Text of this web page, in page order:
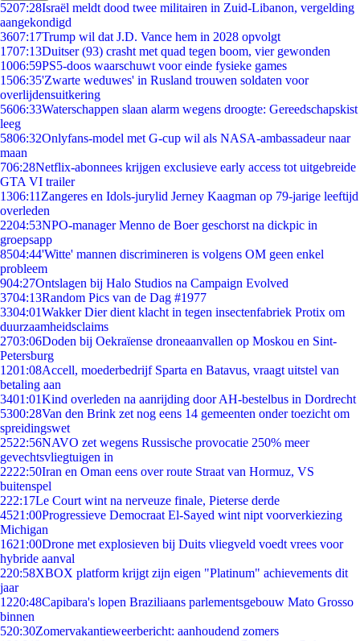
5207:28Israël meldt dood twee militairen in Zuid-Libanon, vergelding
aangekondigd
3607:17Trump wil dat J.D. Vance hem in 2028 opvolgt
1707:13Duitser (93) crasht met quad tegen boom, vier gewonden
1006:59PS5-doos waarschuwt voor einde fysieke games
1506:35'Zwarte weduwes' in Rusland trouwen soldaten voor
overlijdensuitkering
5606:33Waterschappen slaan alarm wegens droogte: Gereedschapskist
leeg
5806:32Onlyfans-model met G-cup wil als NASA-ambassadeur naar
maan
706:28Netflix-abonnees krijgen exclusieve early access tot uitgebreide
GTA VI trailer
1306:11 Zangeres en Idols-jurylid Jerney Kaagman op 79-jarige leeftijd
overleden
2204:53NPO-manager Menno de Boer geschorst na dickpic in
groepsapp
8504:44'Witte' mannen discrimineren is volgens OM geen enkel
probleem
904:27Ontslagen bij Halo Studios na Campaign Evolved
3704:13Random Pics van de Dag #1977
3304:01Wakker Dier dient klacht in tegen insectenfabriek Protix om
duurzaamheidsclaims
2703:06Doden bij Oekraïense droneaanvallen op Moskou en Sint-
Petersburg
1201:08Accell, moederbedrijf Sparta en Batavus, vraagt uitstel van
betaling aan
3401:01Kind overleden na aanrijding door AH-bestelbus in Dordrecht
5300:28Van den Brink zet nog eens 14 gemeenten onder toezicht om
spreidingswet
2522:56NAVO zet wegens Russische provocatie 250% meer
gevechtsvliegtuigen in
2222:50Iran en Oman eens over route Straat van Hormuz, VS
buitenspel
222:17Le Court wint na nerveuze finale, Pieterse derde
4521:00Progressieve Democraat El-Sayed wint nipt voorverkiezing
Michigan
1621:00Drone met explosieven bij Duits vliegveld voedt vrees voor
hybride aanval
220:58XBOX platform krijgt zijn eigen "Platinum" achievements dit
jaar
1220:48Capibara's lopen Braziliaans parlementsgebouw Mato Grosso
binnen
520:30Zomervakantieweerbericht: aanhoudend zomers